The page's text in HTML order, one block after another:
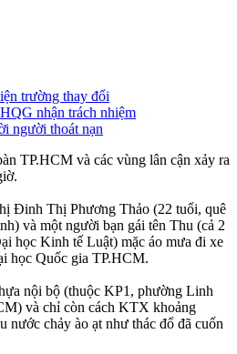
trường thay đổi
nhận trách nhiệm
người thoát nạn
TP.HCM và các vùng lân cận xảy ra
Đinh Thị Phương Thảo (22 tuổi, quê
và một người bạn gái tên Thu (cả 2
học Kinh tế Luật) mặc áo mưa đi xe
học Quốc gia TP.HCM.
nội bộ (thuộc KP1, phường Linh
và chỉ còn cách KTX khoảng
nước chảy ào ạt như thác đổ đã cuốn